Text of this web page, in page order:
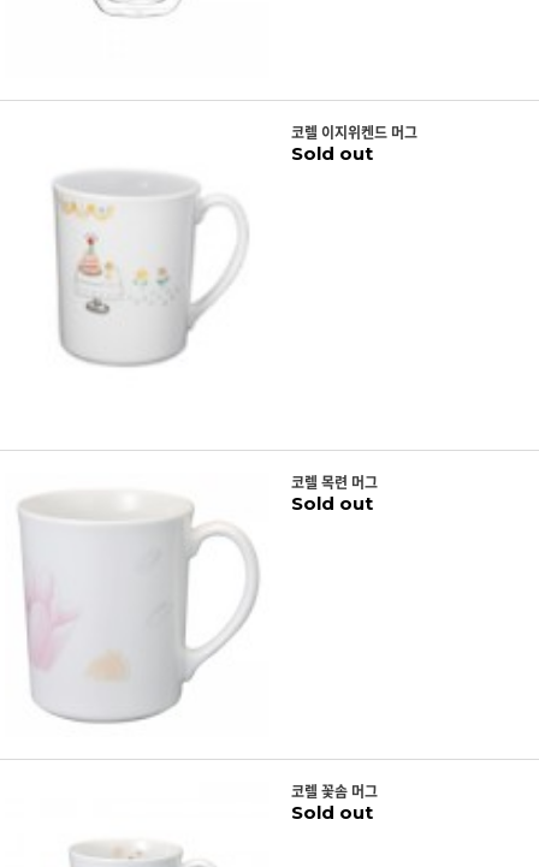
코렐 이지위켄드 머그
Sold out
코렐 목련 머그
Sold out
코렐 꽃솜 머그
Sold out